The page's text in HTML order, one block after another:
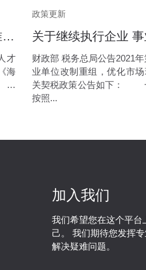
海南自由贸易港高层次人才分类标准(2020)
才
海
本
政策更新
财政部 税务总局公告2021年第17号 为支
业单位改制重组，优化市
关契税政策公告如下： 一、
按照...
加入我们
我们希望您在这个平台
己。 我们期待您发挥
解决疑难问题。